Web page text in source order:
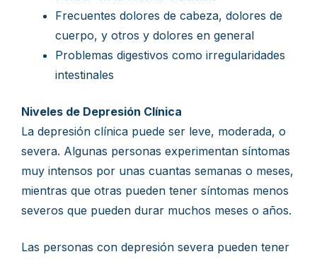
Frecuentes dolores de cabeza, dolores de
cuerpo, y otros y dolores en general
Problemas digestivos como irregularidades
intestinales
Niveles de Depresión Clínica
La depresión clínica puede ser leve, moderada, o
severa. Algunas personas experimentan síntomas
muy intensos por unas cuantas semanas o meses,
mientras que otras pueden tener síntomas menos
severos que pueden durar muchos meses o años.
Las personas con depresión severa pueden tener